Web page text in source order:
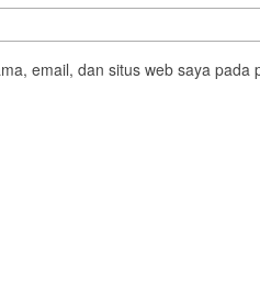
email, dan situs web saya